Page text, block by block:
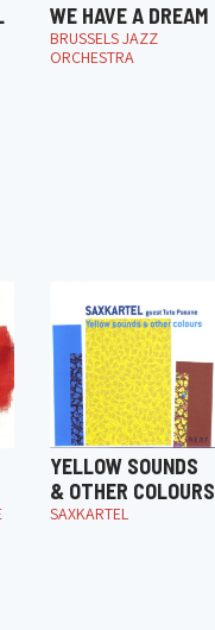
WE HAVE A DREAM
BRUSSELS JAZZ
ORCHESTRA
YELLOW SOUNDS
& OTHER COLOURS
SAXKARTEL